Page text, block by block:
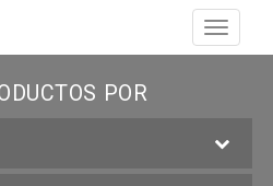
Toggle
POR